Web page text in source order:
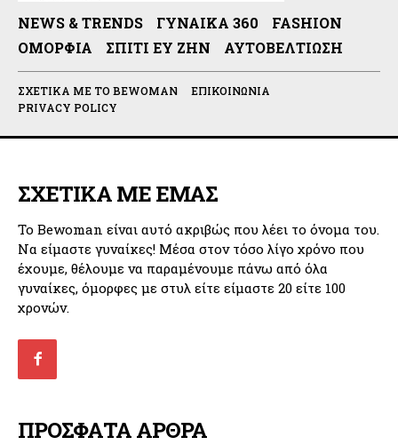
NEWS & TRENDS ΓΥΝΑΊΚΑ 360
FASHION
ΟΜΟΡΦΙΆ
ΣΠΊΤΙ ΕΥ ΖΗΝ ΑΥΤΟΒΕΛΤΊΩΣΗ
ΣΧΕΤΙΚΆ ΜΕ ΤΟ BEWOMAN
ΕΠΙΚΟΙΝΩΝΊΑ
PRIVACY POLICY
ΣΧΕΤΙΚΑ ΜΕ ΕΜΑΣ
Το Bewoman είναι αυτό ακριβώς που λέει το όνομα του.
Να είμαστε γυναίκες! Μέσα στον τόσο λίγο χρόνο που
έχουμε, θέλουμε να παραμένουμε πάνω από όλα
γυναίκες, όμορφες με στυλ είτε είμαστε 20 είτε 100
χρονών.
ΠΡΟΣΦΑΤΑ ΑΡΘΡΑ